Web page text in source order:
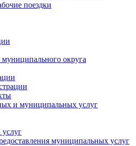
поездки
округа
и муниципальных услуг
муниципальных услуг